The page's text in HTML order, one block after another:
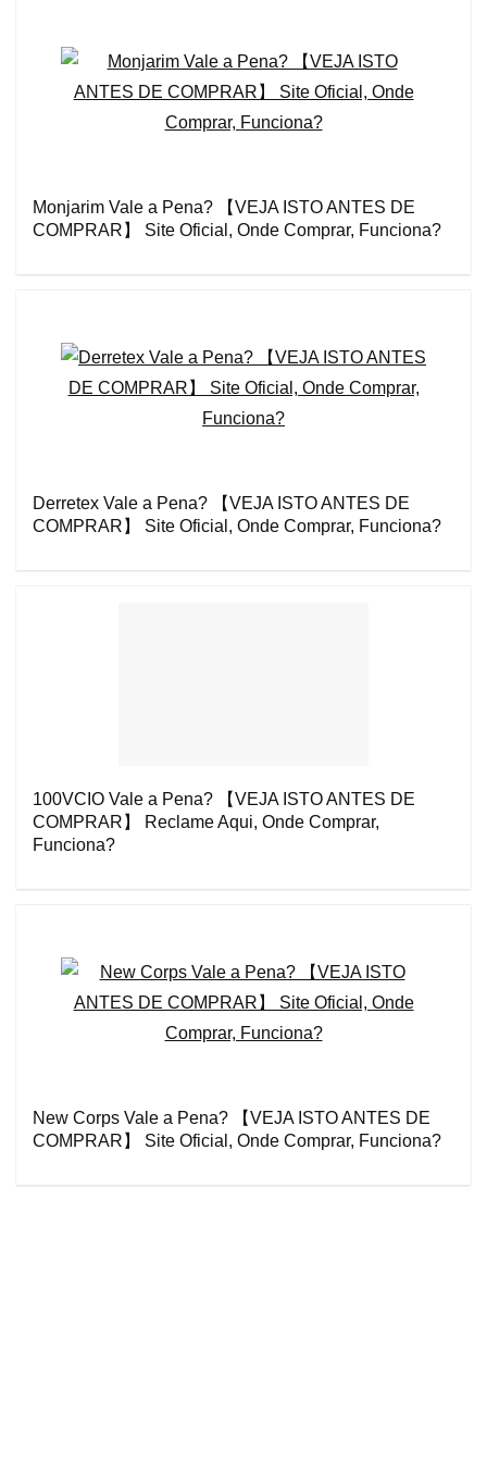
Monjarim Vale a Pena? 【VEJA ISTO ANTES DE
COMPRAR】 Site Oficial, Onde Comprar, Funciona?
Derretex Vale a Pena? 【VEJA ISTO ANTES DE
COMPRAR】 Site Oficial, Onde Comprar, Funciona?
100VCIO Vale a Pena? 【VEJA ISTO ANTES DE
COMPRAR】 Reclame Aqui, Onde Comprar,
Funciona?
New Corps Vale a Pena? 【VEJA ISTO ANTES DE
COMPRAR】 Site Oficial, Onde Comprar, Funciona?